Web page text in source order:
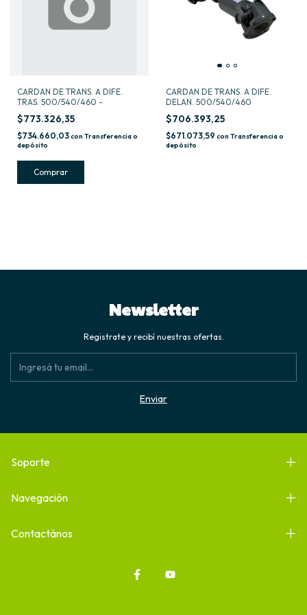
CARDAN DE TRANS. A DIFE.
TRAS. 500/540/460 -
$773.326,35
$734.660,03con Transferencia o
depósito
CARDAN DE TRANS. A DIFE.
DELAN. 500/540/460
$706.393,25
$671.073,59 con Transferencia o
depósito
Newsletter
Registrate y recibí nuestras ofertas.
Soporte
Navegación
Contactános